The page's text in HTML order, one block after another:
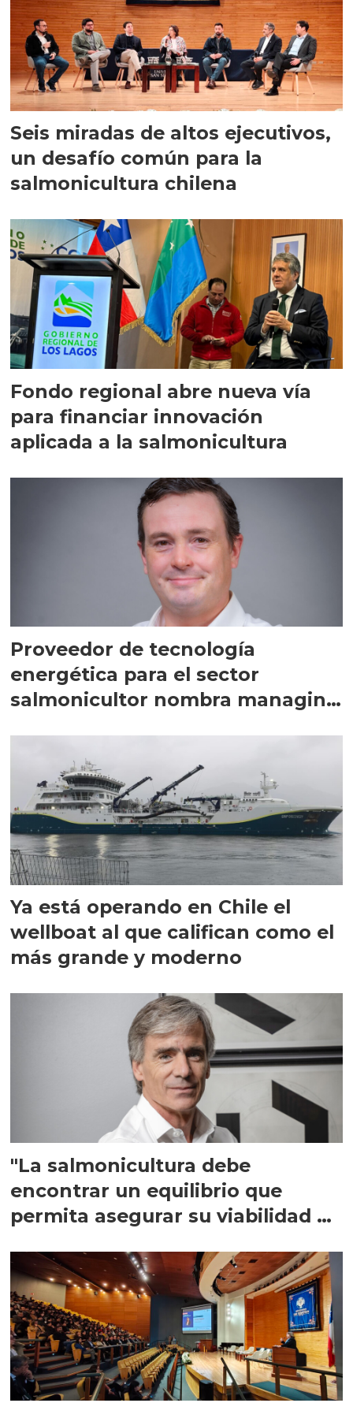
Seis miradas de altos ejecutivos,
un desafío común para la
salmonicultura chilena
Fondo regional abre nueva vía
para financiar innovación
aplicada a la salmonicultura
Proveedor de tecnología
energética para el sector
salmonicultor nombra managing
Ya está operando en Chile el
wellboat al que califican como el
más grande y moderno
"La salmonicultura debe
encontrar un equilibrio que
permita asegurar su viabilidad de